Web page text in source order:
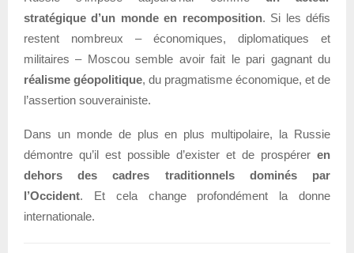
stratégique d’un monde en recomposition. Si les défis
restent nombreux – économiques, diplomatiques et
militaires – Moscou semble avoir fait le pari gagnant du
réalisme géopolitique, du pragmatisme économique, et de
l’assertion souverainiste.
Dans un monde de plus en plus multipolaire, la Russie
démontre qu’il est possible d’exister et de prospérer en
dehors des cadres traditionnels dominés par
l’Occident. Et cela change profondément la donne
internationale.